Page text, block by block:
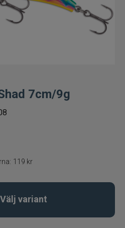
7cm/9g
119 kr
Välj variant